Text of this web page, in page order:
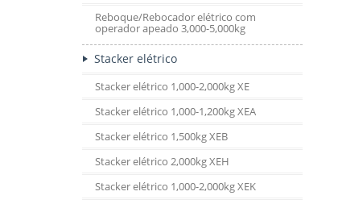
Reboque/Rebocador elétrico com
operador apeado 3,000-5,000kg
Stacker elétrico
Stacker elétrico 1,000-2,000kg XE
Stacker elétrico 1,000-1,200kg XEA
Stacker elétrico 1,500kg XEB
Stacker elétrico 2,000kg XEH
Stacker elétrico 1,000-2,000kg XEK